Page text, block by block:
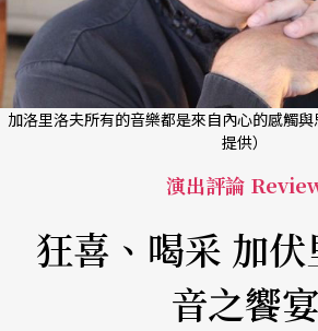
加洛里洛夫所有的音樂都是來自內心的感觸
提供）
演出評論
狂喜、喝采 加
音之饗宴